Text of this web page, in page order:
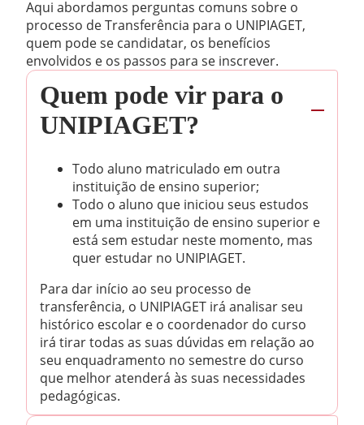
Aqui abordamos perguntas comuns sobre o
processo de Transferência para o UNIPIAGET,
quem pode se candidatar, os benefícios
envolvidos e os passos para se inscrever.
Quem pode vir para o
UNIPIAGET?
Todo aluno matriculado em outra
instituição de ensino superior;
Todo o aluno que iniciou seus estudos
em uma instituição de ensino superior e
está sem estudar neste momento, mas
quer estudar no UNIPIAGET.
Para dar início ao seu processo de
transferência, o UNIPIAGET irá analisar seu
histórico escolar e o coordenador do curso
irá tirar todas as suas dúvidas em relação ao
seu enquadramento no semestre do curso
que melhor atenderá às suas necessidades
pedagógicas.